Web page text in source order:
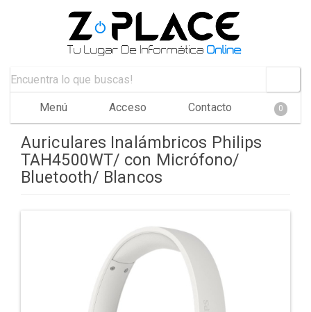
Menú Acceso Contacto 0
Auriculares Inalámbricos Philips
TAH4500WT/ con Micrófono/
Bluetooth/ Blancos